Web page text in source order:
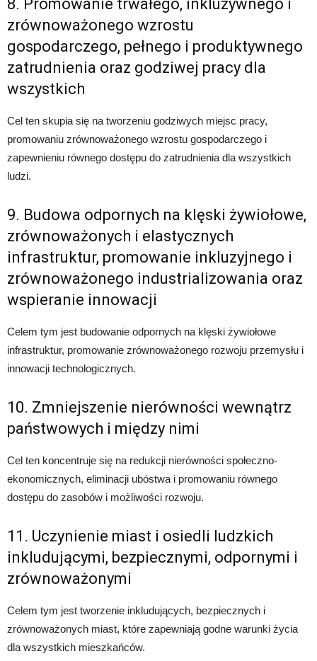
8. Promowanie trwałego, inkluzywnego i
zrównoważonego wzrostu
gospodarczego, pełnego i produktywnego
zatrudnienia oraz godziwej pracy dla
wszystkich
Cel ten skupia się na tworzeniu godziwych miejsc pracy,
promowaniu zrównoważonego wzrostu gospodarczego i
zapewnieniu równego dostępu do zatrudnienia dla wszystkich
ludzi.
9. Budowa odpornych na klęski żywiołowe,
zrównoważonych i elastycznych
infrastruktur, promowanie inkluzyjnego i
zrównoważonego industrializowania oraz
wspieranie innowacji
Celem tym jest budowanie odpornych na klęski żywiołowe
infrastruktur, promowanie zrównoważonego rozwoju przemysłu i
innowacji technologicznych.
10. Zmniejszenie nierówności wewnątrz
państwowych i między nimi
Cel ten koncentruje się na redukcji nierówności społeczno-
ekonomicznych, eliminacji ubóstwa i promowaniu równego
dostępu do zasobów i możliwości rozwoju.
11. Uczynienie miast i osiedli ludzkich
inkludującymi, bezpiecznymi, odpornymi i
zrównoważonymi
Celem tym jest tworzenie inkludujących, bezpiecznych i
zrównoważonych miast, które zapewniają godne warunki życia
dla wszystkich mieszkańców.